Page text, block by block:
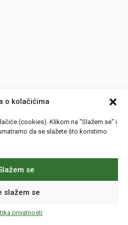
o kolačićima
(cookies). Klikom na "Slažem se" i
da se slažete što koristimo
se
slažem se
privatnosti
privatnosti